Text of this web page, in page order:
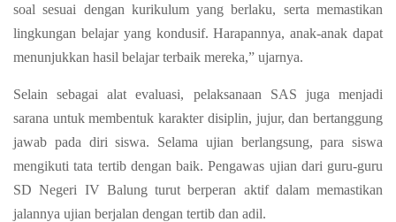
soal sesuai dengan kurikulum yang berlaku, serta memastikan
lingkungan belajar yang kondusif. Harapannya, anak-anak dapat
menunjukkan hasil belajar terbaik mereka,” ujarnya.
Selain sebagai alat evaluasi, pelaksanaan SAS juga menjadi
sarana untuk membentuk karakter disiplin, jujur, dan bertanggung
jawab pada diri siswa. Selama ujian berlangsung, para siswa
mengikuti tata tertib dengan baik. Pengawas ujian dari guru-guru
SD Negeri IV Balung turut berperan aktif dalam memastikan
jalannya ujian berjalan dengan tertib dan adil.